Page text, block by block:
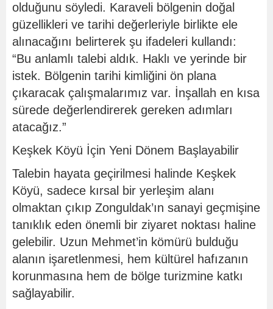
olduğunu söyledi. Karaveli bölgenin doğal
güzellikleri ve tarihi değerleriyle birlikte ele
alınacağını belirterek şu ifadeleri kullandı:
“Bu anlamlı talebi aldık. Haklı ve yerinde bir
istek. Bölgenin tarihi kimliğini ön plana
çıkaracak çalışmalarımız var. İnşallah en kısa
sürede değerlendirerek gereken adımları
atacağız.”
Keşkek Köyü İçin Yeni Dönem Başlayabilir
Talebin hayata geçirilmesi halinde Keşkek
Köyü, sadece kırsal bir yerleşim alanı
olmaktan çıkıp Zonguldak’ın sanayi geçmişine
tanıklık eden önemli bir ziyaret noktası haline
gelebilir. Uzun Mehmet’in kömürü bulduğu
alanın işaretlenmesi, hem kültürel hafızanın
korunmasına hem de bölge turizmine katkı
sağlayabilir.